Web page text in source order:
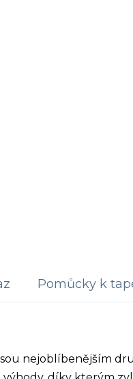
Pomůcky k
nejoblíbenějším